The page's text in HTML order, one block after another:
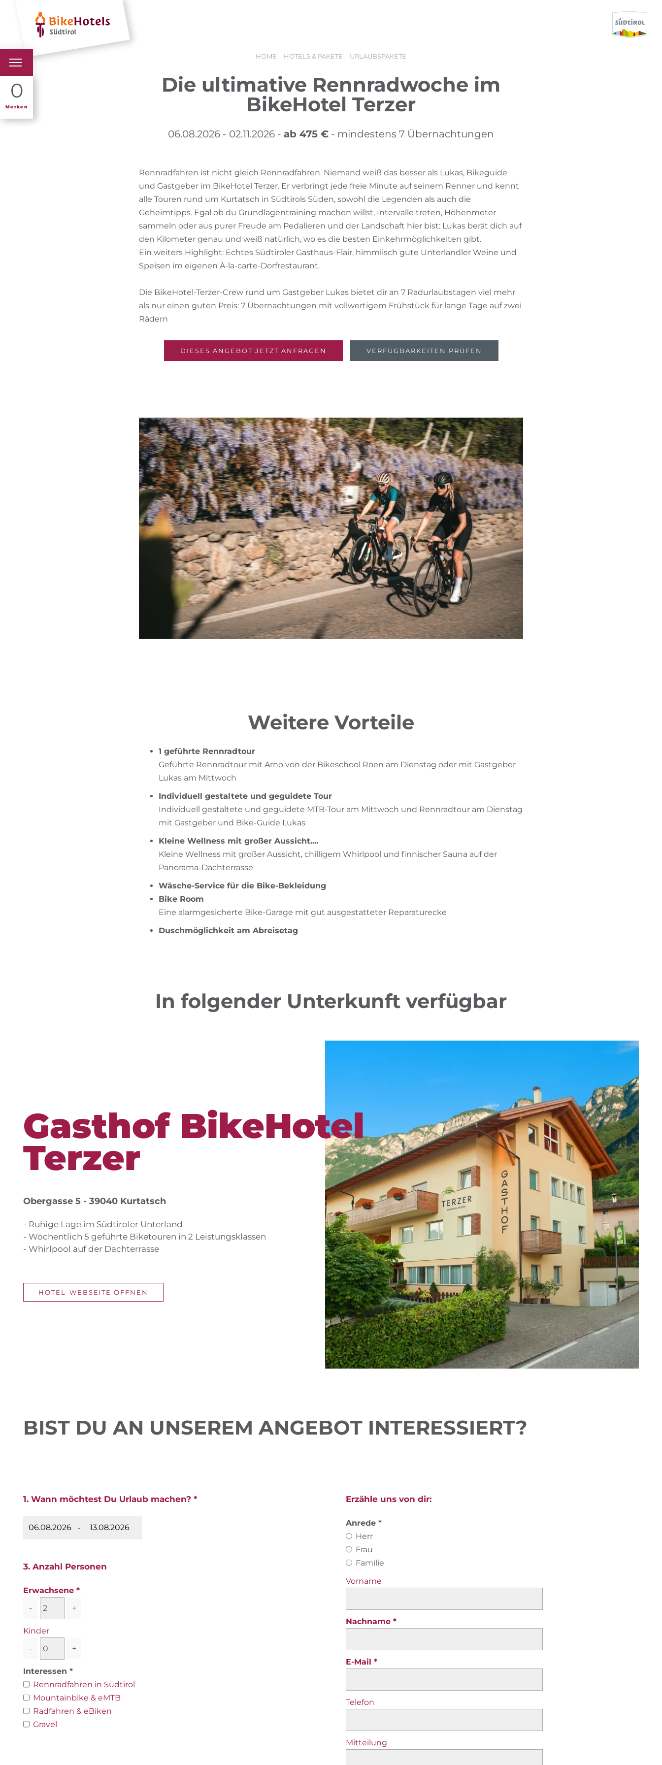
0
Merken
TOUREN & REVIERE
SCHLUSSLICHTER
HOME HOTELS & PAKETE URLAUBSPAKETE
Die ultimative Rennradwoche im
BikeHotel Terzer
06.08.2026 - 02.11.2026 - ab 475 € - mindestens 7 Übernachtungen
Rennradfahren ist nicht gleich Rennradfahren. Niemand weiß das besser als Lukas, Bikeguide
und Gastgeber im BikeHotel Terzer. Er verbringt jede freie Minute auf seinem Renner und kennt
alle Touren rund um Kurtatsch in Südtirols Süden, sowohl die Legenden als auch die
Geheimtipps. Egal ob du Grundlagentraining machen willst, Intervalle treten, Höhenmeter
sammeln oder aus purer Freude am Pedalieren und der Landschaft hier bist: Lukas berät dich auf
den Kilometer genau und weiß natürlich, wo es die besten Einkehrmöglichkeiten gibt.
Ein weiters Highlight: Echtes Südtiroler Gasthaus-Flair, himmlisch gute Unterlandler Weine und
Speisen im eigenen À-la-carte-Dorfrestaurant.
Die BikeHotel-Terzer-Crew rund um Gastgeber Lukas bietet dir an 7 Radurlaubstagen viel mehr
als nur einen guten Preis: 7 Übernachtungen mit vollwertigem Frühstück für lange Tage auf zwei
Rädern
DIESES ANGEBOT JETZT ANFRAGEN VERFÜGBARKEITEN PRÜFEN
Weitere Vorteile
1 geführte Rennradtour
Geführte Rennradtour mit Arno von der Bikeschool Roen am Dienstag oder mit Gastgeber
Lukas am Mittwoch
Individuell gestaltete und geguidete Tour
Individuell gestaltete und geguidete MTB-Tour am Mittwoch und Rennradtour am Dienstag
mit Gastgeber und Bike-Guide Lukas
Kleine Wellness mit großer Aussicht....
Kleine Wellness mit großer Aussicht, chilligem Whirlpool und finnischer Sauna auf der
Panorama-Dachterrasse
Wäsche-Service für die Bike-Bekleidung
Bike Room
Eine alarmgesicherte Bike-Garage mit gut ausgestatteter Reparaturecke
Duschmöglichkeit am Abreisetag
In folgender Unterkunft verfügbar
Gasthof BikeHotel
Terzer
Obergasse 5 - 39040 Kurtatsch
- Ruhige Lage im Südtiroler Unterland
- Wöchentlich 5 geführte Biketouren in 2 Leistungsklassen
- Whirlpool auf der Dachterrasse
HOTEL-WEBSEITE ÖFFNEN
BIST DU AN UNSEREM ANGEBOT INTERESSIERT?
1. Wann möchtest Du Urlaub machen? *
-
3. Anzahl Personen
Erwachsene
-
+
Kinder
-
+
Interessen
Rennradfahren in Südtirol
Mountainbike & eMTB
Radfahren & eBiken
Gravel
Erzähle uns von dir:
Anrede
Herr
Frau
Familie
Vorname
Nachname
E-Mail
Telefon
Mitteilung